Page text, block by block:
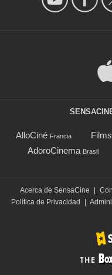
AlloCiné Francia
AdoroCinema Brasil
Acerca de SensaCine
Política de Privacidad